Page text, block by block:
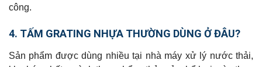
công.
4. TẤM GRATING NHỰA THƯỜNG DÙNG Ở ĐÂU?
Sản phẩm được dùng nhiều tại nhà máy xử lý nước thải,